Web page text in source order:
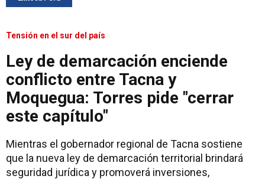
Tensión en el sur del país
Ley de demarcación enciende
conflicto entre Tacna y
Moquegua: Torres pide "cerrar
este capítulo"
Mientras el gobernador regional de Tacna sostiene
que la nueva ley de demarcación territorial brindará
seguridad jurídica y promoverá inversiones,